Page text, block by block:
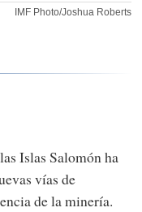
IMF Photo/Joshua Roberts
Islas Salomón ha
vías de
de la minería.